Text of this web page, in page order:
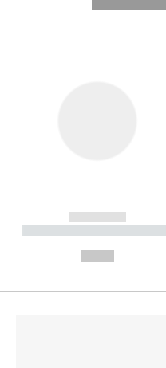
------------
----------- -----------